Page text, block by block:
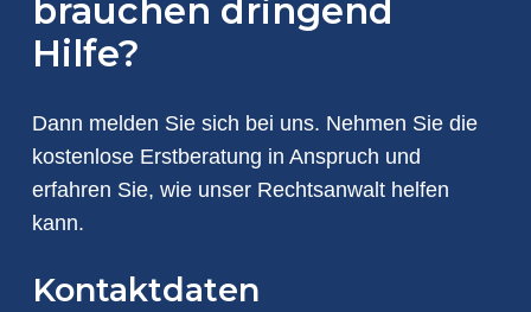
brauchen dringend
Hilfe?
Dann melden Sie sich bei uns. Nehmen Sie die
kostenlose Erstberatung in Anspruch und
erfahren Sie, wie unser Rechtsanwalt helfen
kann.
Kontaktdaten